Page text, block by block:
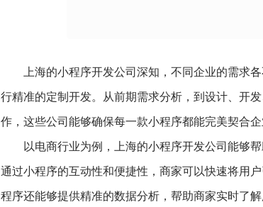
上海的小程序开发公司深知，不同企业的需求
行精准的定制开发。从前期需求分析，到设计、开
作，这些公司能够确保每一款小程序都能完美契合
以电商行业为例，上海的小程序开发公司能够
通过小程序的互动性和便捷性，商家可以快速将用
程序还能够提供精准的数据分析，帮助商家实时了